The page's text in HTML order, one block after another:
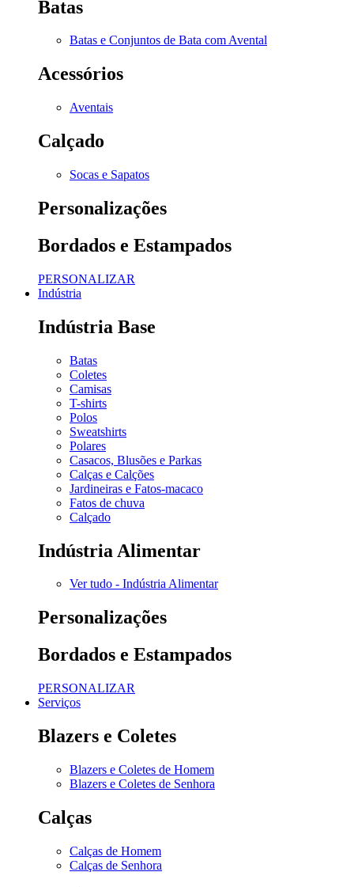
Batas
Batas e Conjuntos de Bata com Avental
Acessórios
Aventais
Calçado
Socas e Sapatos
Personalizações
Bordados e Estampados
PERSONALIZAR
Indústria
Indústria Base
Batas
Coletes
Camisas
T-shirts
Polos
Sweatshirts
Polares
Casacos, Blusões e Parkas
Calças e Calções
Jardineiras e Fatos-macaco
Fatos de chuva
Calçado
Indústria Alimentar
Ver tudo - Indústria Alimentar
Personalizações
Bordados e Estampados
PERSONALIZAR
Serviços
Blazers e Coletes
Blazers e Coletes de Homem
Blazers e Coletes de Senhora
Calças
Calças de Homem
Calças de Senhora